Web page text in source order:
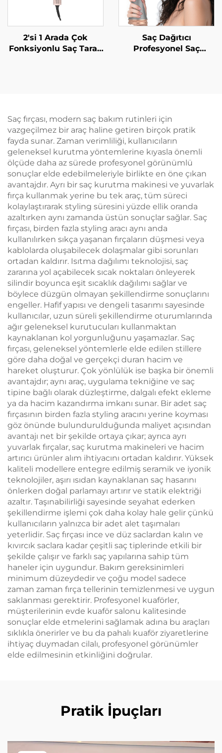
2'si 1 Arada Çok
Fonksiyonlu Saç Tarak
Saç Dağıtıcı
Profesyonel Saç
Kıvırcık Araç
Saç fırçası, modern saç bakım rutinleri için
vazgeçilmez bir araç haline getiren birçok pratik
fayda sunar. Zaman verimliliği, kullanıcıların
geleneksel kurutma yöntemlerine kıyasla önemli
ölçüde daha az sürede profesyonel görünümlü
sonuçlar elde edebilmeleriyle birlikte en öne çıkan
avantajdır. Ayrı bir saç kurutma makinesi ve yuvarlak
fırça kullanmak yerine bu tek araç, tüm süreci
kolaylaştırarak styling süresini yüzde ellik oranda
azaltırken aynı zamanda üstün sonuçlar sağlar. Saç
fırçası, birden fazla styling aracı aynı anda
kullanılırken sıkça yaşanan fırçaların düşmesi veya
kablolarda oluşabilecek dolaşmalar gibi sorunları
ortadan kaldırır. Isıtma dağılımı teknolojisi, saç
zararına yol açabilecek sıcak noktaları önleyerek
silindir boyunca eşit sıcaklık dağılımı sağlar ve
böylece düzgün olmayan şekillendirme sonuçlarını
engeller. Hafif yapısı ve dengeli tasarımı sayesinde
kullanıcılar, uzun süreli şekillendirme oturumlarında
ağır geleneksel kurutucuları kullanmaktan
kaynaklanan kol yorgunluğunu yaşamazlar. Saç
fırçası, geleneksel yöntemlerle elde edilen stillere
göre daha doğal ve gerçekçi duran hacim ve
hareket oluşturur. Çok yönlülük ise başka bir önemli
avantajdır; aynı araç, uygulama tekniğine ve saç
tipine bağlı olarak düzleştirme, dalgalı efekt ekleme
ya da hacim kazandırma imkanı sunar. Bir adet saç
fırçasının birden fazla styling aracını yerine koyması
göz önünde bulundurulduğunda maliyet açısından
avantajı net bir şekilde ortaya çıkar; ayrıca ayrı
yuvarlak fırçalar, saç kurutma makineleri ve hacim
artırıcı ürünler alım ihtiyacını ortadan kaldırır. Yüksek
kaliteli modellere entegre edilmiş seramik ve iyonik
teknolojiler, aşırı ısıdan kaynaklanan saç hasarını
önlerken doğal parlamayı artırır ve statik elektriği
azaltır. Taşınabilirliği sayesinde seyahat ederken
şekillendirme işlemi çok daha kolay hale gelir çünkü
kullanıcıların yalnızca bir adet alet taşımaları
yeterlidir. Saç fırçası ince ve düz saclardan kalın ve
kıvırcık saclara kadar çeşitli saç tiplerinde etkili bir
şekilde çalışır ve farklı saç yapılarına sahip tüm
haneler için uygundur. Bakım gereksinimleri
minimum düzeydedir ve çoğu model sadece
zaman zaman fırça tellerinin temizlenmesi ve uygun
saklanması gerektirir. Profesyonel kuaförler,
müşterilerinin evde kuaför salonu kalitesinde
sonuçlar elde etmelerini sağlamak adına bu araçları
sıklıkla önerirler ve bu da pahalı kuaför ziyaretlerine
ihtiyaç duymadan cilalı, profesyonel görünümler
elde edilmesinin etkinliğini doğrular.
Pratik İpuçları